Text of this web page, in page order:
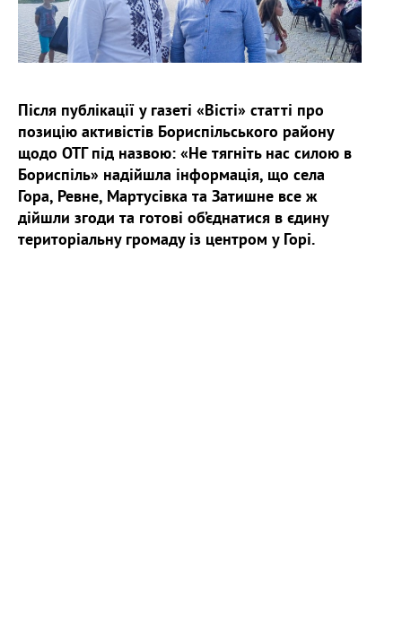
Після публікації у газеті «Вісті» статті про
позицію активістів Бориспільського району
щодо ОТГ під назвою: «Не тягніть нас силою в
Бориспіль» надійшла інформація, що села
Гора, Ревне, Мартусівка та Затишне все ж
дійшли згоди та готові об’єднатися в єдину
територіальну громаду із центром у Горі.